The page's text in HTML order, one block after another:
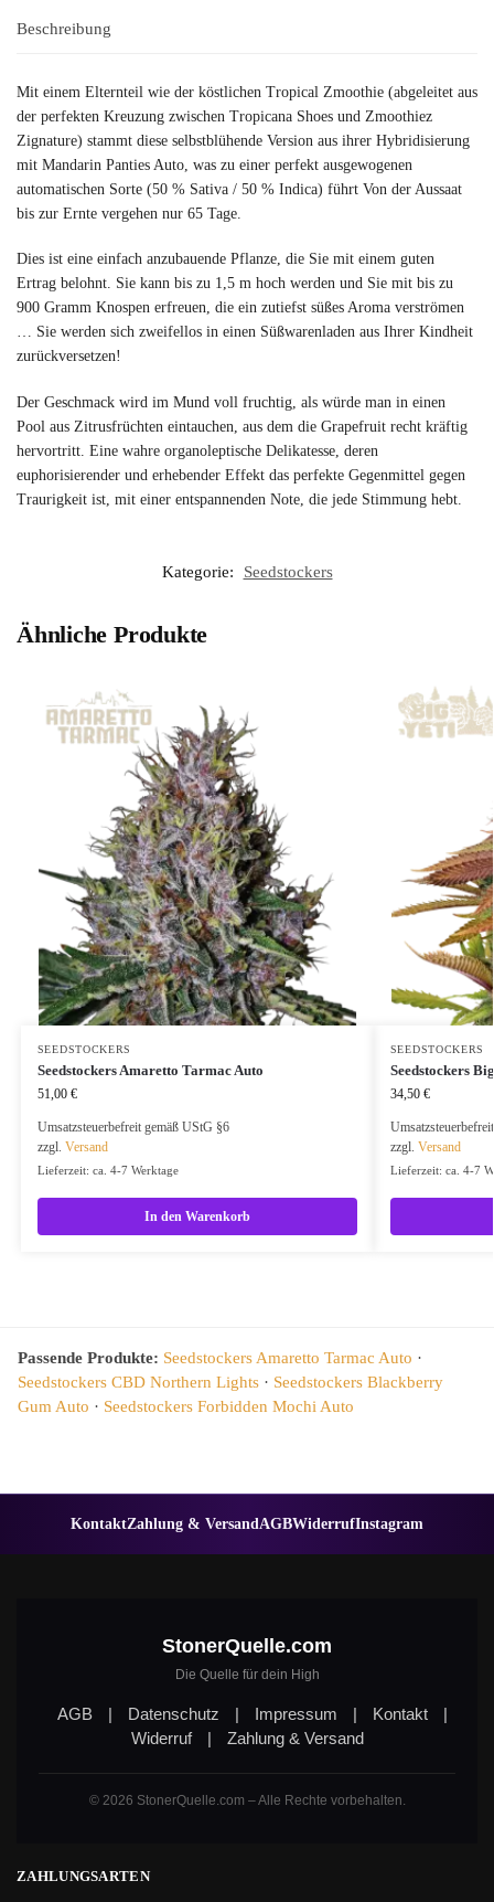
Beschreibung
Mit einem Elternteil wie der köstlichen Tropical Zmoothie (abgeleitet aus
der perfekten Kreuzung zwischen Tropicana Shoes und Zmoothiez
Zignature) stammt diese selbstblühende Version aus ihrer Hybridisierung
mit Mandarin Panties Auto, was zu einer perfekt ausgewogenen
automatischen Sorte (50 % Sativa / 50 % Indica) führt Von der Aussaat
bis zur Ernte vergehen nur 65 Tage.
Dies ist eine einfach anzubauende Pflanze, die Sie mit einem guten
Ertrag belohnt. Sie kann bis zu 1,5 m hoch werden und Sie mit bis zu
900 Gramm Knospen erfreuen, die ein zutiefst süßes Aroma verströmen
… Sie werden sich zweifellos in einen Süßwarenladen aus Ihrer Kindheit
zurückversetzen!
Der Geschmack wird im Mund voll fruchtig, als würde man in einen
Pool aus Zitrusfrüchten eintauchen, aus dem die Grapefruit recht kräftig
hervortritt. Eine wahre organoleptische Delikatesse, deren
euphorisierender und erhebender Effekt das perfekte Gegenmittel gegen
Traurigkeit ist, mit einer entspannenden Note, die jede Stimmung hebt.
Kategorie: Seedstockers
Ähnliche Produkte
SEEDSTOCKERS
Seedstockers Amaretto Tarmac Auto
51,00 €
Umsatzsteuerbefreit gemäß UStG §6
zzgl. Versand
Lieferzeit: ca. 4-7 Werktage
In den Warenkorb
SEEDSTOCKERS
Seedstockers
34,50 €
zzgl. Versand
Lieferzeit: ca. 4-7
Passende Produkte: Seedstockers Amaretto Tarmac Auto ·
Seedstockers CBD Northern Lights · Seedstockers Blackberry
Gum Auto · Seedstockers Forbidden Mochi Auto
KontaktZahlung & VersandAGBWiderrufInstagram
StonerQuelle.com
Die Quelle für dein High
AGB | Datenschutz | Impressum | Kontakt
|
Widerruf
| Zahlung & Versand
© 2026 StonerQuelle.com – Alle Rechte vorbehalten.
ZAHLUNGSARTEN